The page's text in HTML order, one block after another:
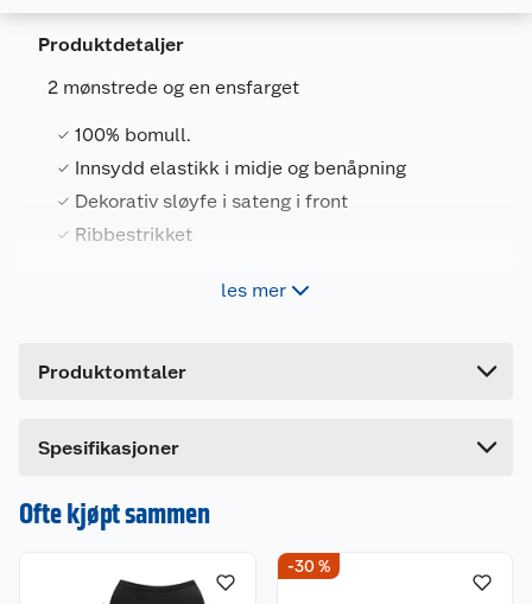
Produktdetaljer
2 mønstrede og en ensfarget
100% bomull.
Innsydd elastikk i midje og benåpning
Dekorativ sløyfe i sateng i front
Ribbestrikket
Softer Days Maxitruse 3 pk. i 100% bomull er en
Dekorativ sløyfe i sateng i front. Maskinvaskes på
les mer
Produktomtaler
Spesifikasjoner
Leverandørens artikkelnummer
Farge
Lengde
Ofte kjøpt sammen
-30 %